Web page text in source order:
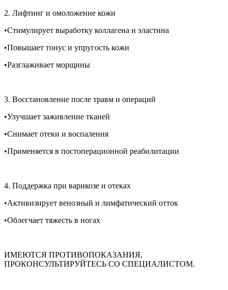
2. Лифтинг и омоложение кожи
•Стимулирует выработку коллагена и эластина
•Повышает тонус и упругость кожи
•Разглаживает морщины
3. Восстановление после травм и операций
•Улучшает заживление тканей
•Снимает отеки и воспаления
•Применяется в постоперационной реабилитации
4. Поддержка при варикозе и отеках
•Активизирует венозный и лимфатический отток
•Облегчает тяжесть в ногах
ИМЕЮТСЯ ПРОТИВОПОКАЗАНИЯ,
ПРОКОНСУЛЬТИРУЙТЕСЬ СО СПЕЦИАЛИСТОМ.